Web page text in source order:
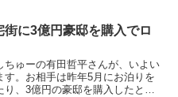
に3億円豪邸を購入でロ
ゅーの有田哲平さんが、いよい
。お相手は昨年5月にお泊りを
、3億円の豪邸を購入したとい